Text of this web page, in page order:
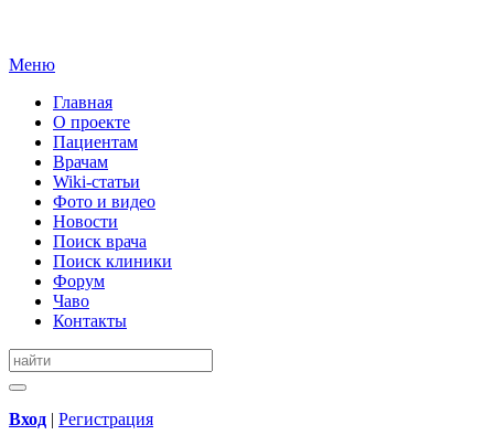
Меню
Главная
О проекте
Пациентам
Врачам
Wiki-статьи
Фото и видео
Новости
Поиск врача
Поиск клиники
Форум
Чаво
Контакты
Вход | Регистрация